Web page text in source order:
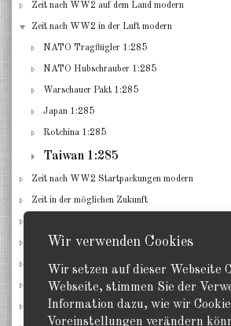
Wir verwenden Cookies
Wir setzen auf dieser Webseite
Webseite, stimmen Sie der
Information dazu, wie wir
Voreinstellungen verändern
Zeit nach WW2 auf dem Land modern
Zeit nach WW2 in der Luft modern
NATO Tragflügler 1:285
NATO Hubschrauber 1:285
Warschauer Pakt 1:285
Japan 1:285
Rotchina 1:285
Taiwan 1:285
Zeit nach WW2 Startpackungen modern
Zeit in der möglichen Zukunft
Gebäude für alle Epochen
Zubehör diverses
Spielanleitungen & Unterlagen
Restposten, Einzelstücke, Angebote